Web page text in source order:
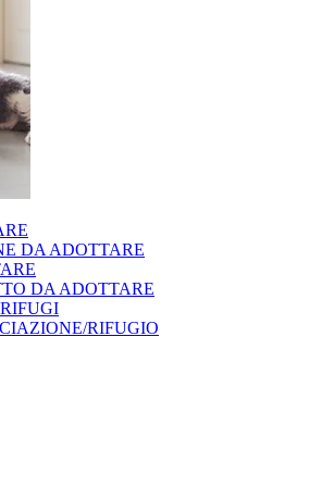
DA ADOTTARE
DA ADOTTARE
RIFUGIO